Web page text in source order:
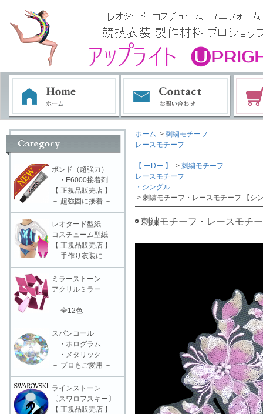
ホーム > 刺繍モチーフ
レースモチーフ
【 ーDー 】 > 刺繍モチーフ
レースモチーフ
・シングル
> 刺繍モチーフ・レースモチーフ 【シ
刺繍モチーフ・レースモチ
ボンド（超強力）
・E6000接着剤
【 正規品販売店 】
－ 超強固に接着 －
レオタード型紙
コスチューム型紙
【 正規品販売店 】
－ 手作り衣装に －
ミラーストーン
アクリルミラー
－ 全12色 －
スパンコール
・ホログラム
・メタリック
－ プロもご愛用 －
ラインストーン
〔スワロフスキー〕
【 正規品販売店 】